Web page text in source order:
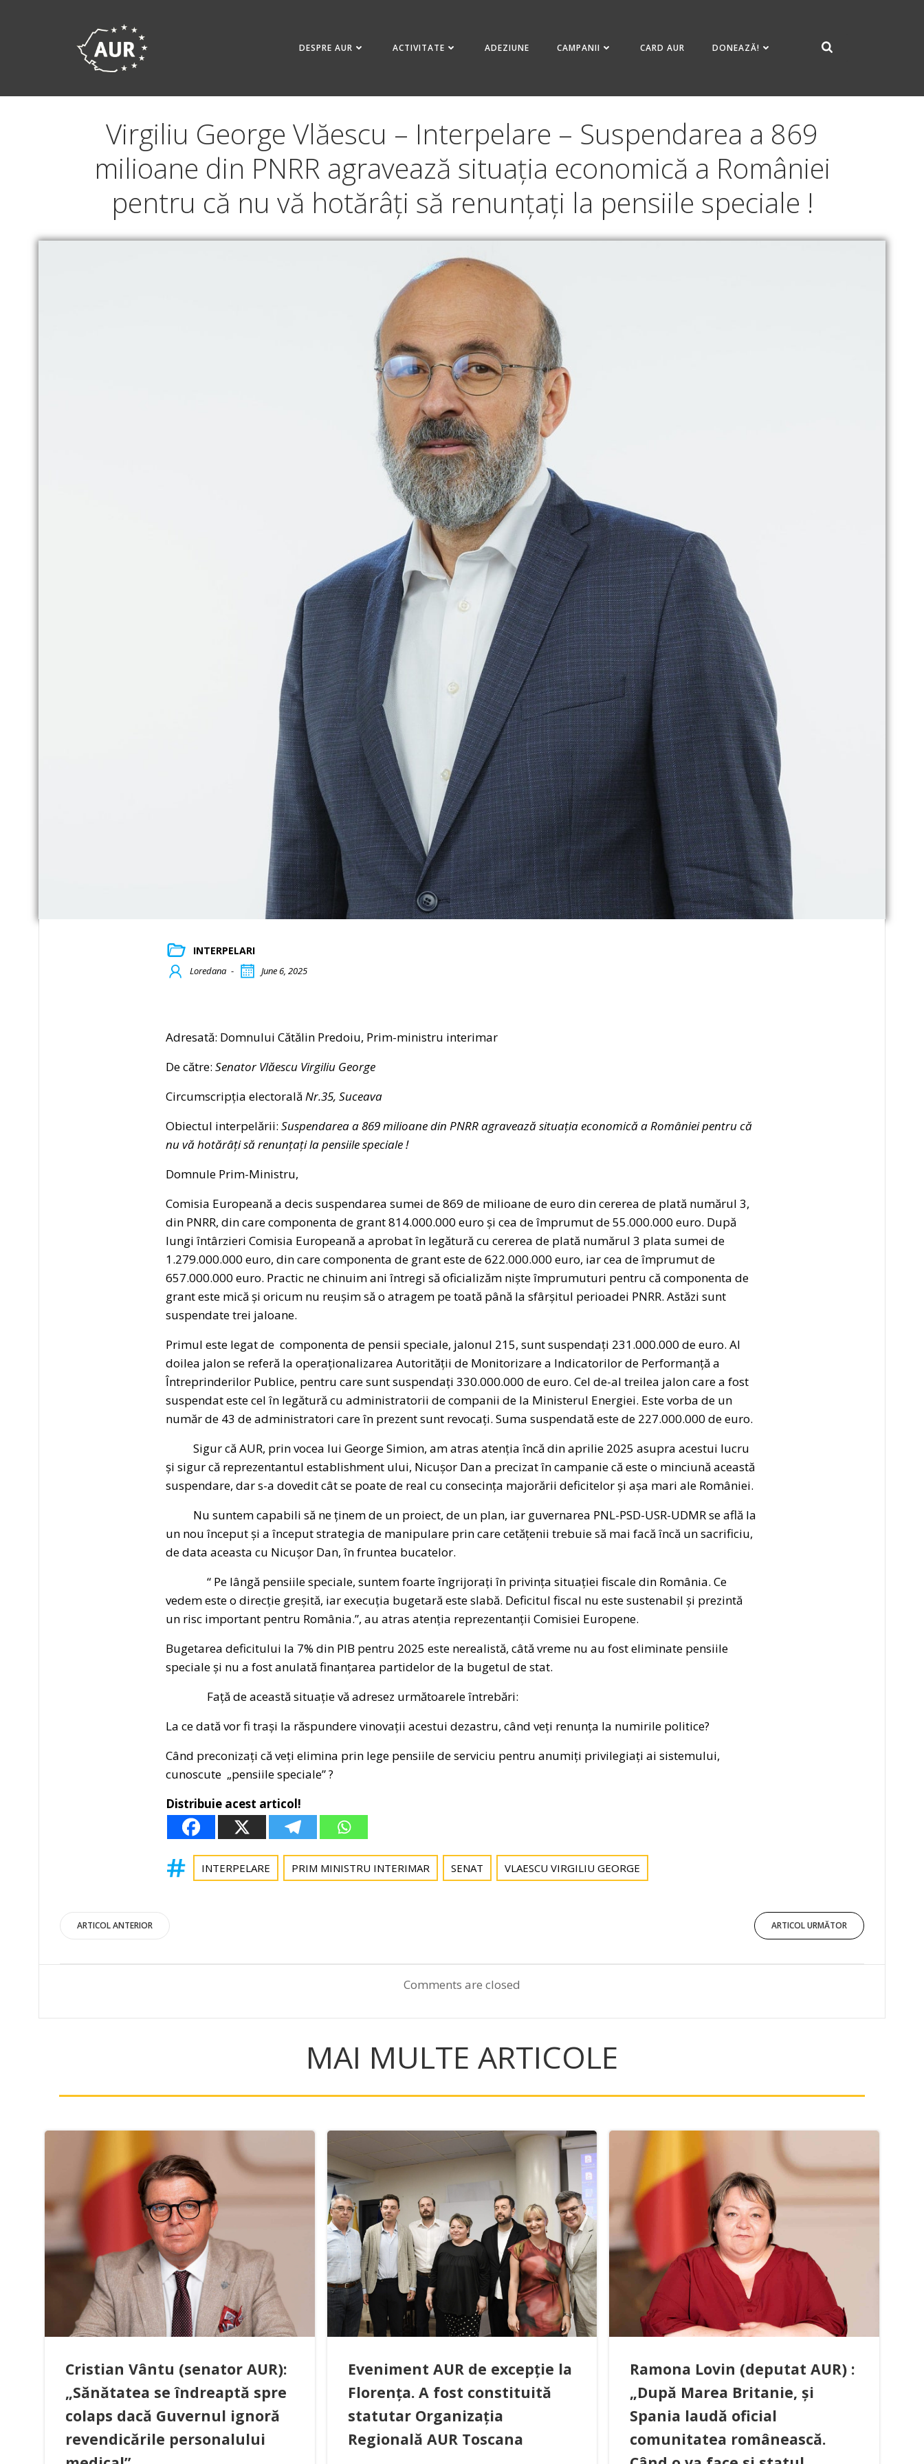
DESPRE AUR ACTIVITATE ADEZIUNE CAMPANII CARD AUR DONEAZĂ!
Virgiliu George Vlăescu – Interpelare – Suspendarea a 869
milioane din PNRR agravează situația economică a României
pentru că nu vă hotărâți să renunțați la pensiile speciale !
INTERPELARI
Loredana - June 6, 2025
Adresată: Domnului Cătălin Predoiu, Prim-ministru interimar
De către: Senator Vlăescu Virgiliu George
Circumscripția electorală Nr.35, Suceava
Obiectul interpelării: Suspendarea a 869 milioane din PNRR agravează situația economică a României pentru că
nu vă hotărâți să renunțați la pensiile speciale !
Domnule Prim-Ministru,
Comisia Europeană a decis suspendarea sumei de 869 de milioane de euro din cererea de plată numărul 3,
din PNRR, din care componenta de grant 814.000.000 euro și cea de împrumut de 55.000.000 euro. După
lungi întârzieri Comisia Europeană a aprobat în legătură cu cererea de plată numărul 3 plata sumei de
1.279.000.000 euro, din care componenta de grant este de 622.000.000 euro, iar cea de împrumut de
657.000.000 euro. Practic ne chinuim ani întregi să oficializăm niște împrumuturi pentru că componenta de
grant este mică și oricum nu reușim să o atragem pe toată până la sfârșitul perioadei PNRR. Astăzi sunt
suspendate trei jaloane.
Primul este legat de componenta de pensii speciale, jalonul 215, sunt suspendați 231.000.000 de euro. Al
doilea jalon se referă la operaționalizarea Autorității de Monitorizare a Indicatorilor de Performanță a
Întreprinderilor Publice, pentru care sunt suspendați 330.000.000 de euro. Cel de-al treilea jalon care a fost
suspendat este cel în legătură cu administratorii de companii de la Ministerul Energiei. Este vorba de un
număr de 43 de administratori care în prezent sunt revocați. Suma suspendată este de 227.000.000 de euro.
Sigur că AUR, prin vocea lui George Simion, am atras atenția încă din aprilie 2025 asupra acestui lucru
și sigur că reprezentantul establishment ului, Nicușor Dan a precizat în campanie că este o minciună această
suspendare, dar s-a dovedit cât se poate de real cu consecința majorării deficitelor și așa mari ale României.
Nu suntem capabili să ne ținem de un proiect, de un plan, iar guvernarea PNL-PSD-USR-UDMR se află la
un nou început și a început strategia de manipulare prin care cetățenii trebuie să mai facă încă un sacrificiu,
de data aceasta cu Nicușor Dan, în fruntea bucatelor.
“ Pe lângă pensiile speciale, suntem foarte îngrijorați în privința situației fiscale din România. Ce
vedem este o direcție greșită, iar execuția bugetară este slabă. Deficitul fiscal nu este sustenabil și prezintă
un risc important pentru România.”, au atras atenția reprezentanții Comisiei Europene.
Bugetarea deficitului la 7% din PIB pentru 2025 este nerealistă, câtă vreme nu au fost eliminate pensiile
speciale și nu a fost anulată finanțarea partidelor de la bugetul de stat.
Față de această situație vă adresez următoarele întrebări:
La ce dată vor fi trași la răspundere vinovații acestui dezastru, când veți renunța la numirile politice?
Când preconizați că veți elimina prin lege pensiile de serviciu pentru anumiți privilegiați ai sistemului,
cunoscute „pensiile speciale” ?
Distribuie acest articol!
INTERPELARE PRIM MINISTRU INTERIMAR SENAT VLAESCU VIRGILIU GEORGE
Post
navigation
ARTICOL ANTERIOR
navigation
ARTICOL URMĂTOR
Comments are closed
MAI MULTE ARTICOLE
Cristian Vântu (senator AUR):
„Sănătatea se îndreaptă spre
colaps dacă Guvernul ignoră
revendicările personalului
Eveniment AUR de excepție la
Florența. A fost constituită
statutar Organizația
Regională AUR Toscana
Ramona Lovin (deputat AUR) :
„După Marea Britanie, și
Spania laudă oficial
comunitatea românească.